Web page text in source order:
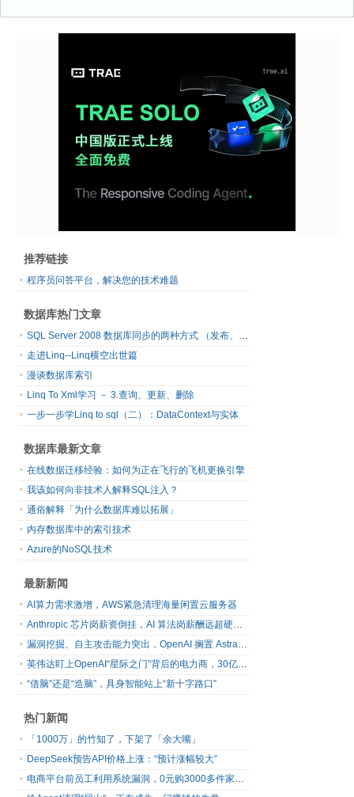
推荐链接
程序员问答平台，解决您的技术难题
数据库热门文章
SQL Server 2008 数据库同步的两种方式 （发布、订阅）
走进Linq--Linq横空出世篇
漫谈数据库索引
Linq To Xml学习 － 3.查询、更新、删除
一步一步学Linq to sql（二）：DataContext与实体
数据库最新文章
在线数据迁移经验：如何为正在飞行的飞机更换引擎
我该如何向非技术人解释SQL注入？
通俗解释「为什么数据库难以拓展」
内存数据库中的索引技术
Azure的NoSQL技术
最新新闻
AI算力需求激增，AWS紧急清理海量闲置云服务器
Anthropic 芯片岗薪资倒挂，AI 算法岗薪酬远超硬件工程师
漏洞挖掘、自主攻击能力突出，OpenAI 搁置 Astra 模型发布
英伟达盯上OpenAI“星际之门”背后的电力商，30亿美元直接入股
“借脑”还是“造脑”，具身智能站上“新十字路口”
热门新闻
「1000万」的竹知了，下架了「余大嘴」
DeepSeek预告API价格上涨：“预计涨幅较大”
电商平台前员工利用系统漏洞，0元购3000多件家电！